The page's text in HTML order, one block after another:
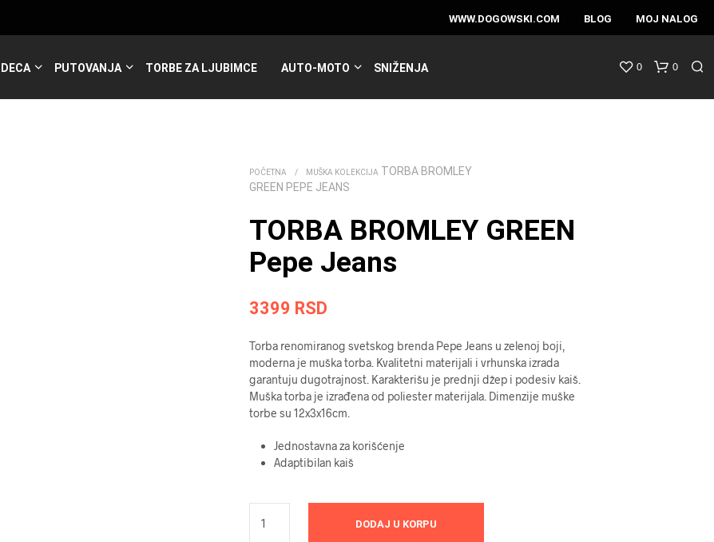
WWW.DOGOWSKI.COM BLOG MOJ NALOG
DECA PUTOVANJA TORBE ZA LJUBIMCE AUTO-MOTO SNIŽENJA 0 0
POČETNA / MUŠKA KOLEKCIJA TORBA BROMLEY
GREEN PEPE JEANS
TORBA BROMLEY GREEN
Pepe Jeans
3399 RSD
Torba renomiranog svetskog brenda ­­­Pepe Jeans u zelenoj boji,
moderna je muška torba. Kvalitetni materijali i vrhunska izrada
garantuju dugotrajnost. Karakterišu je prednji džep i podesiv kaiš.
Muška torba je izrađena od poliester materijala. Dimenzije muške
torbe su 12x3x16cm.
Jednostavna za korišćenje
Adaptibilan kaiš
DODAJ U KORPU